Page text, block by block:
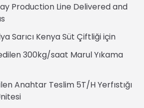
Production Line Delivered and
Sarıcı Kenya Süt Çiftliği için
300kg/saat Marul Yıkama
Anahtar Teslim 5T/H Yerfıstığı